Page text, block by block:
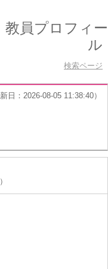
教員プロフィー
ル
検索ページ
日：2026-08-05 11:38:40）